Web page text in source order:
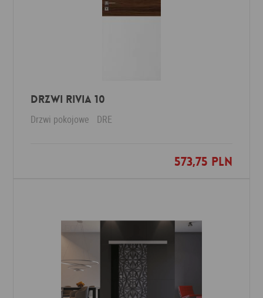
DRZWI RIVIA 10
Drzwi pokojowe DRE
573,75 PLN
Dodaj do ulubionych